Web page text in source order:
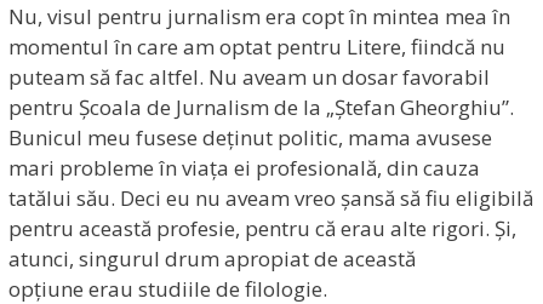
Nu, visul pentru jurnalism era copt în mintea mea în
momentul în care am optat pentru Litere, fiindcă nu
puteam să fac altfel. Nu aveam un dosar favorabil
pentru Școala de Jurnalism de la „Ștefan Gheorghiu”.
Bunicul meu fusese deținut politic, mama avusese
mari probleme în viața ei profesională, din cauza
tatălui său. Deci eu nu aveam vreo șansă să fiu eligibilă
pentru această profesie, pentru că erau alte rigori. Și,
atunci, singurul drum apropiat de această
opțiune erau studiile de filologie.